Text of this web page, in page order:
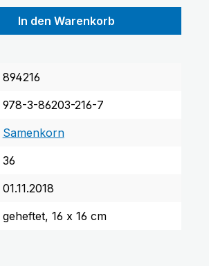
gewünschten Wert
In den Warenkorb
894216
978-3-86203-216-7
Samenkorn
36
01.11.2018
geheftet, 16 x 16 cm